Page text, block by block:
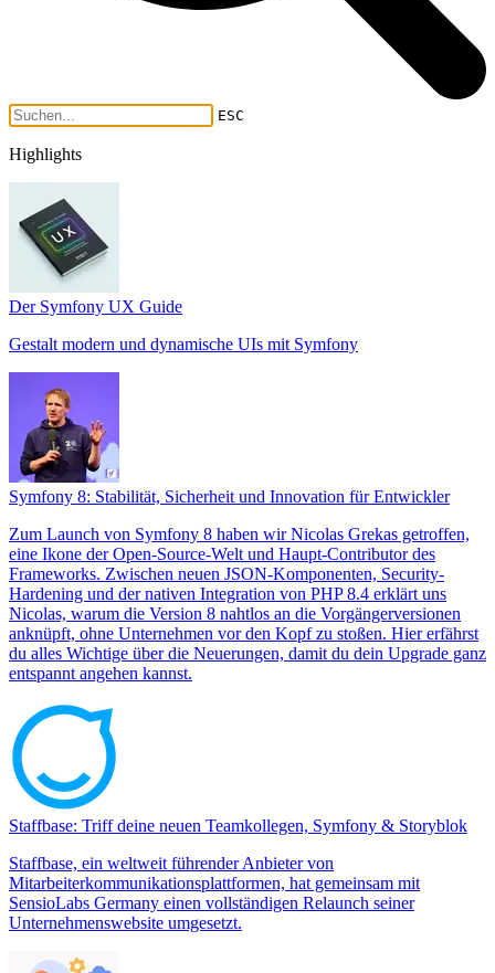
ESC
Highlights
Der Symfony UX Guide
Gestalt modern und dynamische UIs mit Symfony
Symfony 8: Stabilität, Sicherheit und Innovation für Entwickler
Zum Launch von Symfony 8 haben wir Nicolas Grekas getroffen,
eine Ikone der Open-Source-Welt und Haupt-Contributor des
Frameworks. Zwischen neuen JSON-Komponenten, Security-
Hardening und der nativen Integration von PHP 8.4 erklärt uns
Nicolas, warum die Version 8 nahtlos an die Vorgängerversionen
anknüpft, ohne Unternehmen vor den Kopf zu stoßen. Hier erfährst
du alles Wichtige über die Neuerungen, damit du dein Upgrade ganz
entspannt angehen kannst.
Staffbase: Triff deine neuen Teamkollegen, Symfony & Storyblok
Staffbase, ein weltweit führender Anbieter von
Mitarbeiterkommunikationsplattformen, hat gemeinsam mit
SensioLabs Germany einen vollständigen Relaunch seiner
Unternehmenswebsite umgesetzt.